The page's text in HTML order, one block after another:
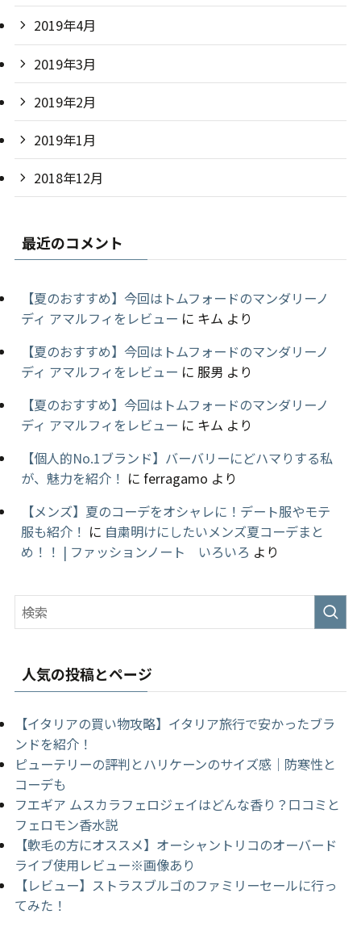
2019年4月
2019年3月
2019年2月
2019年1月
2018年12月
最近のコメント
【夏のおすすめ】今回はトムフォードのマンダリーノ
ディ アマルフィをレビュー に キム より
【夏のおすすめ】今回はトムフォードのマンダリーノ
ディ アマルフィをレビュー に 服男 より
【夏のおすすめ】今回はトムフォードのマンダリーノ
ディ アマルフィをレビュー に キム より
【個人的No.1ブランド】バーバリーにどハマりする私
が、魅力を紹介！ に ferragamo より
【メンズ】夏のコーデをオシャレに！デート服やモテ
服も紹介！ に 自粛明けにしたいメンズ夏コーデまと
め！！ | ファッションノート いろいろ より
人気の投稿とページ
【イタリアの買い物攻略】イタリア旅行で安かったブラ
ンドを紹介！
ピューテリーの評判とハリケーンのサイズ感｜防寒性と
コーデも
フエギア ムスカラフェロジェイはどんな香り？口コミと
フェロモン香水説
【軟毛の方にオススメ】オーシャントリコのオーバード
ライブ使用レビュー※画像あり
【レビュー】ストラスブルゴのファミリーセールに行っ
てみた！